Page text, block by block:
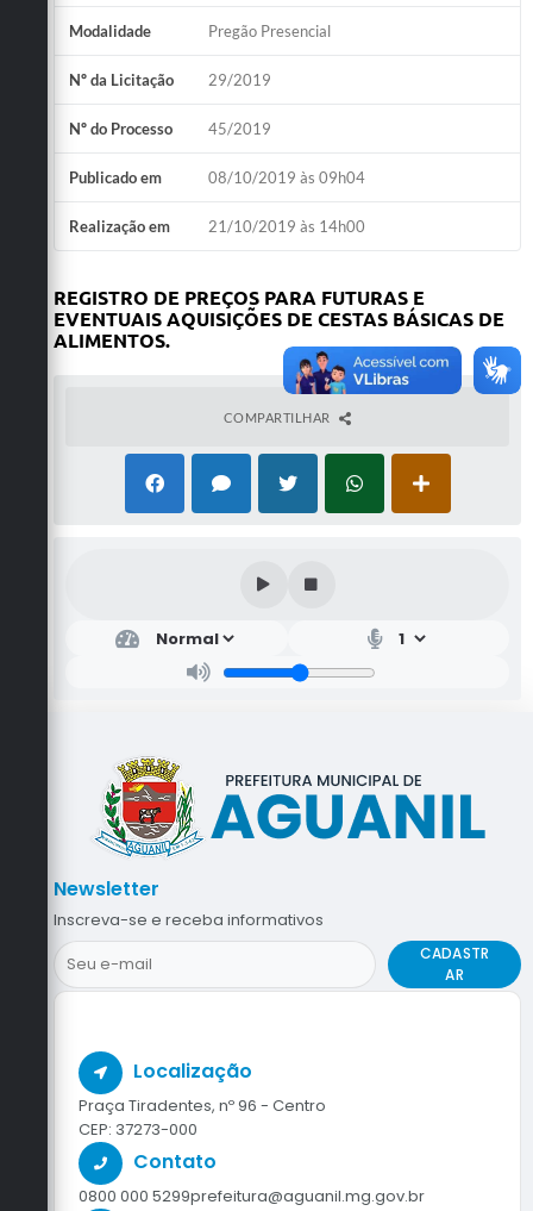
Modalidade Pregão Presencial
Nº da Licitação 29/2019
Nº do Processo 45/2019
Publicado em 08/10/2019 às 09h04
Realização em 21/10/2019 às 14h00
REGISTRO DE PREÇOS PARA FUTURAS E
EVENTUAIS AQUISIÇÕES DE CESTAS BÁSICAS DE
ALIMENTOS.
COMPARTILHAR
Localização
Praça Tiradentes, nº 96 - Centro
CEP: 37273-000
Contato
0800 000 5299prefeitura@aguanil.mg.gov.br
Newsletter
Inscreva-se e receba informativos
CADASTR
AR